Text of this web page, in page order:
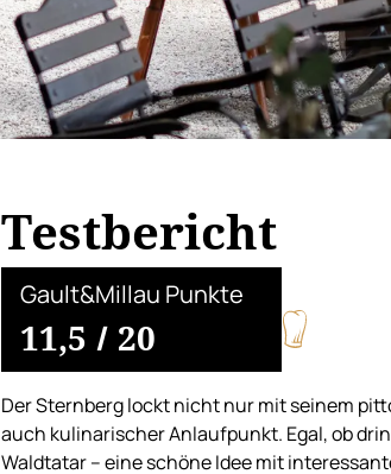
Testbericht
Gault&Millau Punkte
11,5 / 20
Der Sternberg lockt nicht nur mit seinem
auch kulinarischer Anlaufpunkt. Egal, ob
Waldtatar – eine schöne Idee mit